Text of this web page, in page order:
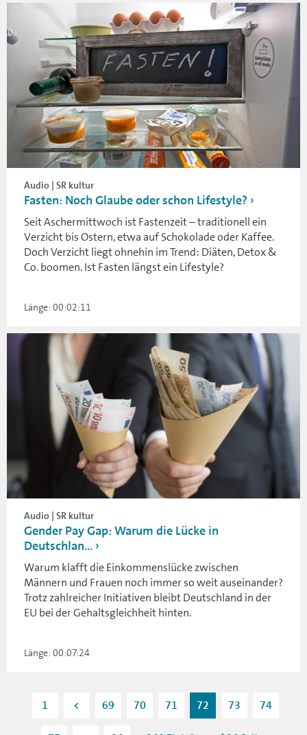
Audio | SR kultur
Fasten: Noch Glaube oder schon Lifestyle?
Seit Aschermittwoch ist Fastenzeit – traditionell ein
Verzicht bis Ostern, etwa auf Schokolade oder Kaffee.
Doch Verzicht liegt ohnehin im Trend: Diäten, Detox &
Co. boomen. Ist Fasten längst ein Lifestyle?
Länge: 00:02:11
Audio | SR kultur
Gender Pay Gap: Warum die Lücke in
Deutschlan...
Warum klafft die Einkommenslücke zwischen
Männern und Frauen noch immer so weit auseinander?
Trotz zahlreicher Initiativen bleibt Deutschland in der
EU bei der Gehaltsgleichheit hinten.
Länge: 00:07:24
1 < 69 70 71 72 73 74